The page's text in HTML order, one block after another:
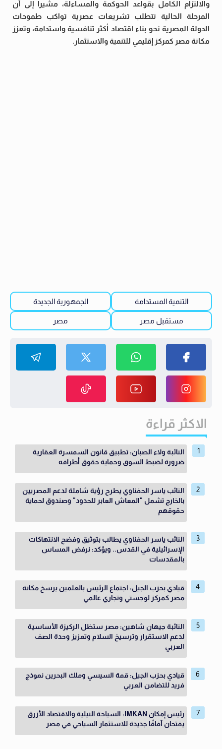
والالتزام الكامل بقواعد الحوكمة والمساءلة، مشيرا إلى أن
المرحلة الحالية تتطلب تشريعات عصرية تواكب طموحات
الدولة المصرية نحو بناء اقتصاد أكثر تنافسية واستدامة، وتعزز
مكانة مصر كمركز إقليمي للتنمية والاستثمار.
التنمية المستدامة الجمهورية الجديدة
مستقبل مصر مصر
الاكثر قراءة
النائبة ولاء الصبان: تطبيق قانون السمسرة العقارية
ضرورة لضبط السوق وحماية حقوق أطرافه
النائب ياسر الحفناوي يطرح رؤية شاملة لدعم المصريين
بالخارج تشمل "المعاش العابر للحدود" وصندوق لحماية
حقوقهم
النائب ياسر الحفناوي يطالب بتوثيق وفضح الانتهاكات
الإسرائيلية في القدس.. ويؤكد: نرفض المساس
بالمقدسات
قيادي بحزب الجيل: اجتماع الرئيس بالعلمين يرسخ مكانة
مصر كمركز لوجستي وتجاري عالمي
النائبة جيهان شاهين: مصر ستظل الركيزة الأساسية
لدعم الاستقرار وترسيخ السلام وتعزيز وحدة الصف
العربي
قيادي بحزب الجيل: قمة السيسي وملك البحرين نموذج
فريد للتضامن العربي
رئيس إمكان IMKAN: السياحة النيلية والاقتصاد الأزرق
يفتحان آفاقًا جديدة للاستثمار السياحي في مصر